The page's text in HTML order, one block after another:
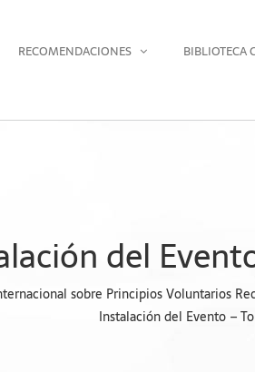
RECOMENDACIONES BIBLIOTECA
del
sobre Principios Voluntarios
Instalación del Evento –